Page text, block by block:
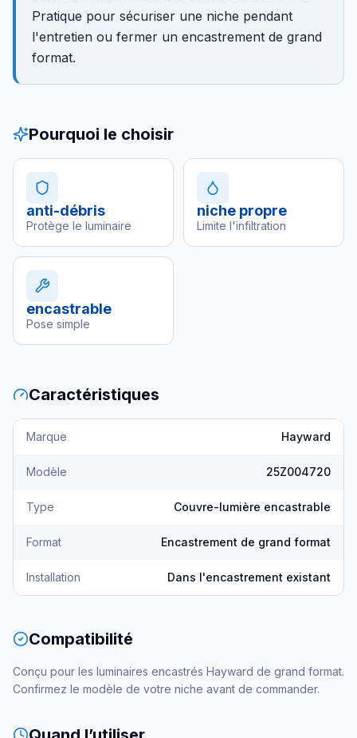
Pratique pour sécuriser une niche pendant
l'entretien ou fermer un encastrement de grand
format.
Pourquoi le choisir
anti-débris
Protège le luminaire
niche propre
Limite l'infiltration
encastrable
Pose simple
Caractéristiques
Marque Hayward
Modèle 25Z004720
Type Couvre-lumière encastrable
Format Encastrement de grand format
Installation Dans l'encastrement existant
Compatibilité
Conçu pour les luminaires encastrés Hayward de grand format.
Confirmez le modèle de votre niche avant de commander.